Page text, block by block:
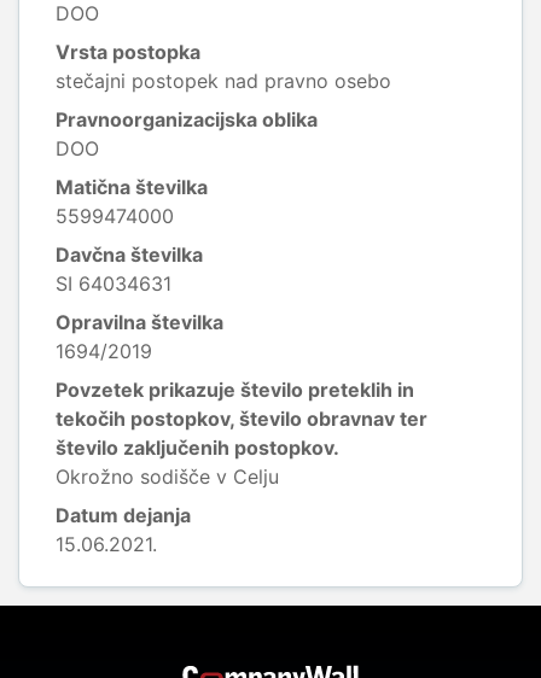
DOO
Vrsta postopka
stečajni postopek nad pravno osebo
Pravnoorganizacijska oblika
DOO
Matična številka
5599474000
Davčna številka
SI 64034631
Opravilna številka
1694/2019
Povzetek prikazuje število preteklih in
tekočih postopkov, število obravnav ter
število zaključenih postopkov.
Okrožno sodišče v Celju
Datum dejanja
15.06.2021.